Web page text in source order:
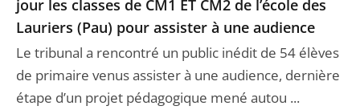
jour les classes de CM1 ET CM2 de l’école des
Lauriers (Pau) pour assister à une audience
Le tribunal a rencontré un public inédit de 54 élèves
de primaire venus assister à une audience, dernière
étape d’un projet pédagogique mené autou ...